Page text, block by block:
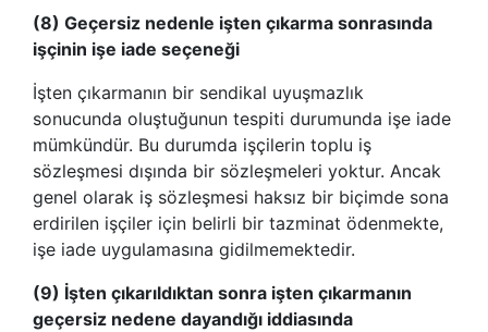
(8) Geçersiz nedenle işten çıkarma sonrasında
işçinin işe iade seçeneği
İşten çıkarmanın bir sendikal uyuşmazlık
sonucunda oluştuğunun tespiti durumunda işe iade
mümkündür. Bu durumda işçilerin toplu iş
sözleşmesi dışında bir sözleşmeleri yoktur. Ancak
genel olarak iş sözleşmesi haksız bir biçimde sona
erdirilen işçiler için belirli bir tazminat ödenmekte,
işe iade uygulamasına gidilmemektedir.
(9) İşten çıkarıldıktan sonra işten çıkarmanın
geçersiz nedene dayandığı iddiasında